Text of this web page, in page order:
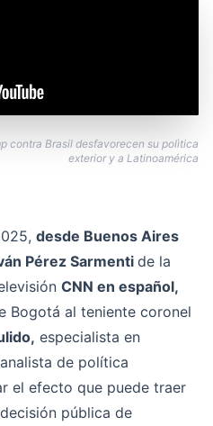
contra Brasil desfavorecen su polìtica
exterior y a Latinoamérica
desde Buenos Aires
Pérez Sarmentide la
CNN en español,
Bogotá al teniente coronel
especialista en
de política
el efecto que puede traer
pública de